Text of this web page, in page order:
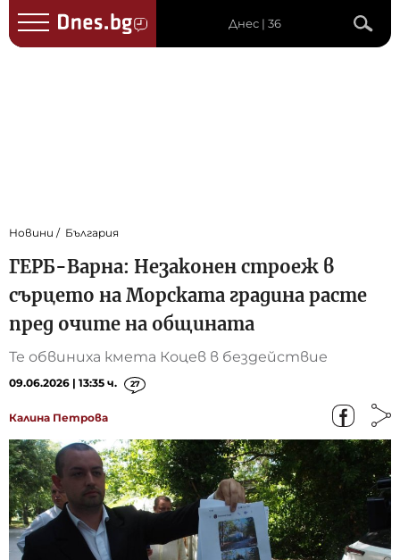
Днес | 36
Новини България
ГЕРБ-Варна: Незаконен строеж в
сърцето на Морската градина расте
пред очите на общината
Те обвиниха кмета Коцев в бездействие
09.06.2026 | 13:35 ч. 27
Калина Петрова